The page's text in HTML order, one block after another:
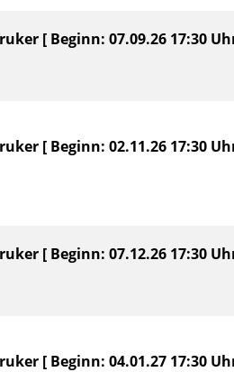
[ Beginn: 07.09.26 17:30
[ Beginn: 02.11.26 17:30
[ Beginn: 07.12.26 17:30
[ Beginn: 04.01.27 17:30